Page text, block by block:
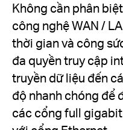
Không cần phân
công nghệ WAN /
thời gian và công
đa quyền truy cập
truyền dữ liệu đến
độ nhanh chóng để
các cổng full